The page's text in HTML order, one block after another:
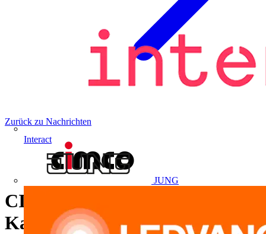
Interact
JUNG
Zurück zu Nachrichten
CIMCO Kabeleinziehsystem
Kati® Blitz Mini